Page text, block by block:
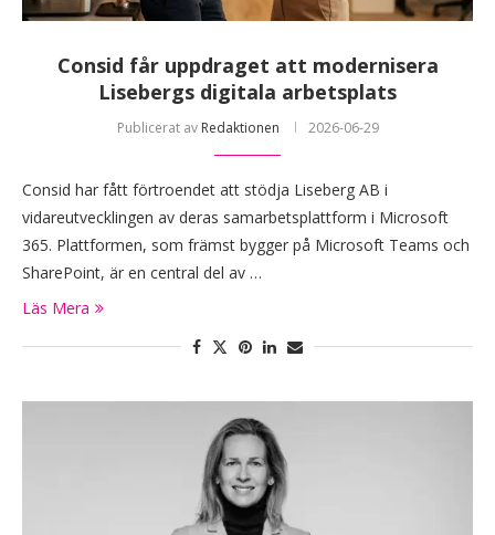
Consid får uppdraget att modernisera
Lisebergs digitala arbetsplats
Publicerat av Redaktionen 2026-06-29
Consid har fått förtroendet att stödja Liseberg AB i
vidareutvecklingen av deras samarbetsplattform i Microsoft
365. Plattformen, som främst bygger på Microsoft Teams och
SharePoint, är en central del av …
Läs Mera